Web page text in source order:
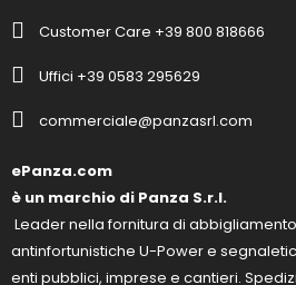
Customer Care +39 800 818666
Uffici +39 0583 295629
commerciale@panzasrl.com
ePanza.com
è un marchio di Panza S.r.l.
Leader nella fornitura di
antinfortunistiche U-Power e
enti pubblici, imprese e cantieri.